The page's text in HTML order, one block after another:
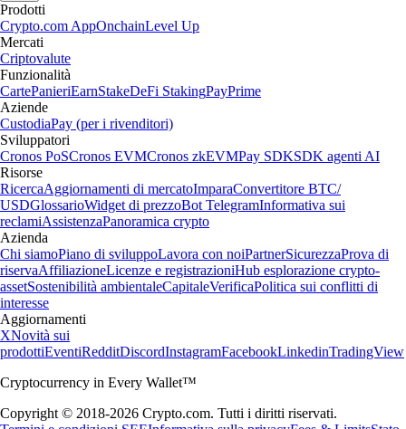
Prodotti
Crypto.com AppOnchainLevel Up
Mercati
Criptovalute
Funzionalità
CartePanieriEarnStakeDeFi StakingPayPrime
Aziende
CustodiaPay (per i rivenditori)
Sviluppatori
Cronos PoSCronos EVMCronos zkEVMPay SDKSDK agenti AI
Risorse
RicercaAggiornamenti di mercatoImparaConvertitore BTC/
USDGlossarioWidget di prezzoBot TelegramInformativa sui
reclamiAssistenzaPanoramica crypto
Azienda
Chi siamoPiano di sviluppoLavora con noiPartnerSicurezzaProva di
riservaAffiliazioneLicenze e registrazioniHub esplorazione crypto-
assetSostenibilità ambientaleCapitaleVerificaPolitica sui conflitti di
interesse
Aggiornamenti
XNovità sui
prodottiEventiRedditDiscordInstagramFacebookLinkedinTradingView
Cryptocurrency in Every Wallet™
Copyright © 2018-2026 Crypto.com. Tutti i diritti riservati.